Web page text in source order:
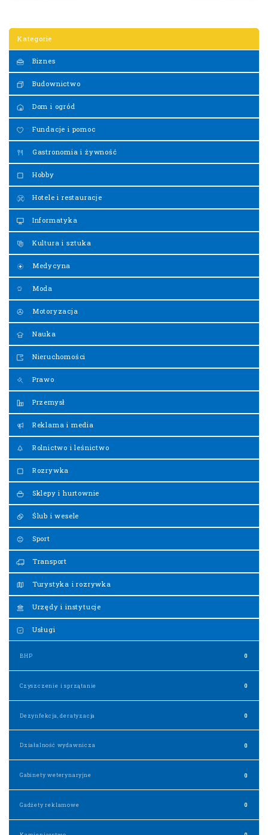
Kategorie
Biznes
Budownictwo
Dom i ogród
Fundacje i pomoc
Gastronomia i żywność
Hobby
Hotele i restauracje
Informatyka
Kultura i sztuka
Medycyna
Moda
Motoryzacja
Nauka
Nieruchomości
Prawo
Przemysł
Reklama i media
Rolnictwo i leśnictwo
Rozrywka
Sklepy i hurtownie
Ślub i wesele
Sport
Transport
Turystyka i rozrywka
Urzędy i instytucje
Usługi
BHP 0
Czyszczenie i sprzątanie 0
Dezynfekcja, deratyzacja 0
Działalność wydawnicza 0
Gabinety weterynaryjne 0
Gadżety reklamowe 0